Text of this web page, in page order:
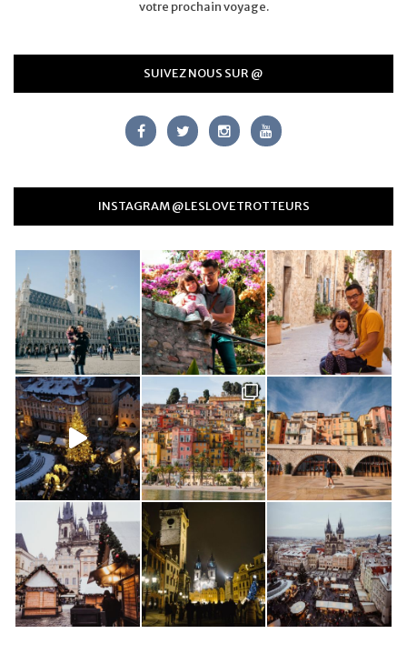
votre prochain voyage.
SUIVEZ NOUS SUR @
INSTAGRAM @LESLOVETROTTEURS